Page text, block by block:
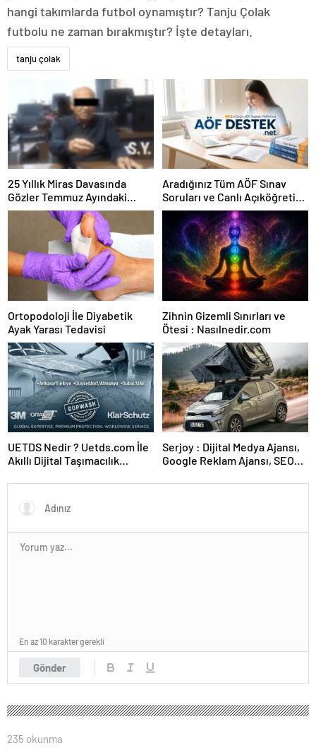
hangi takımlarda futbol oynamıştır? Tanju Çolak
futbolu ne zaman bırakmıştır? İşte detayları.
tanju çolak
25 Yıllık Miras Davasında
Gözler Temmuz Ayındaki
Karar Duruşmasına Çevrildi
Aradığınız Tüm AÖF Sınav
Soruları ve Canlı Açıköğretim
Forumu Burada
Ortopodoloji İle Diyabetik
Ayak Yarası Tedavisi
Zihnin Gizemli Sınırları ve
Ötesi : Nasılnedir.com
UETDS Nedir ? Uetds.com İle
Akıllı Dijital Taşımacılık
Serjoy : Dijital Medya Ajansı,
Google Reklam Ajansı, SEO
Gönder
En az 10 karakter gerekli
235 okunma